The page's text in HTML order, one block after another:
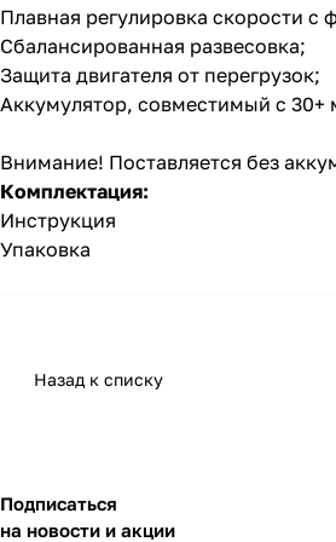
Плавная регулировка скорости c
Сбалансированная развесовка;
Защита двигателя от перегрузок;
Аккумулятор, совместимый с
Внимание! Поставляется без
Комплектация:
Инструкция
Упаковка
Назад к списку
Подписаться
на новости и акции